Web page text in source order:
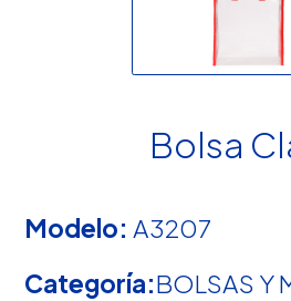
Bolsa
Modelo: A3207
Categoría:BOLSAS Y